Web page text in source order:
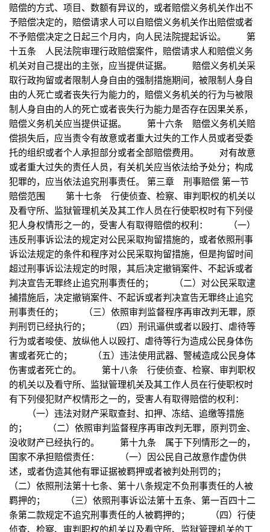
赔偿的方式、项目、数额有异议的，或者赔偿义务机关作出不
予赔偿决定的，赔偿请求人可以自赔偿义务机关作出赔偿或者
不予赔偿决定之日起三个月内，向人民法院提起诉讼。 第
十五条 人民法院审理行政赔偿案件，赔偿请求人和赔偿义务
机关对自己提出的主张，应当提供证据。 赔偿义务机关采
取行政拘留或者限制人身自由的强制措施期间，被限制人身自
由的人死亡或者丧失行为能力的，赔偿义务机关的行为与被限
制人身自由的人的死亡或者丧失行为能力是否存在因果关系，
赔偿义务机关应当提供证据。 第十六条 赔偿义务机关赔
偿损失后，应当责令有故意或者重大过失的工作人员或者受委
托的组织或者个人承担部分或者全部赔偿费用。 对有故意
或者重大过失的责任人员，有关机关应当依法给予处分；构成
犯罪的，应当依法追究刑事责任。 第三章 刑事赔偿 第一节
赔偿范围 第十七条 行使侦查、检察、审判职权的机关以
及看守所、监狱管理机关及其工作人员在行使职权时有下列侵
犯人身权情形之一的，受害人有取得赔偿的权利： （一）
违反刑事诉讼法的规定对公民采取拘留措施的，或者依照刑事
诉讼法规定的条件和程序对公民采取拘留措施，但是拘留时间
超过刑事诉讼法规定的时限，其后决定撤销案件、不起诉或者
判决宣告无罪终止追究刑事责任的； （二）对公民采取逮
捕措施后，决定撤销案件、不起诉或者判决宣告无罪终止追究
刑事责任的； （三）依照审判监督程序再审改判无罪，原
判刑罚已经执行的； （四）刑讯逼供或者以殴打、虐待等
行为或者唆使、放纵他人以殴打、虐待等行为造成公民身体伤
害或者死亡的； （五）违法使用武器、警械造成公民身体
伤害或者死亡的。 第十八条 行使侦查、检察、审判职权
的机关以及看守所、监狱管理机关及其工作人员在行使职权时
有下列侵犯财产权情形之一的，受害人有取得赔偿的权利：
（一）违法对财产采取查封、扣押、冻结、追缴等措施
的； （二）依照审判监督程序再审改判无罪，原判罚金、
没收财产已经执行的。 第十九条 属于下列情形之一的，
国家不承担赔偿责任： （一）因公民自己故意作虚伪供
述，或者伪造其他有罪证据被羁押或者被判处刑罚的；
（二）依照刑法第十七条、第十八条规定不负刑事责任的人被
羁押的； （三）依照刑事诉讼法第十五条、第一百四十二
条第二款规定不追究刑事责任的人被羁押的； （四）行使
侦查、检察、审判职权的机关以及看守所、监狱管理机关的工